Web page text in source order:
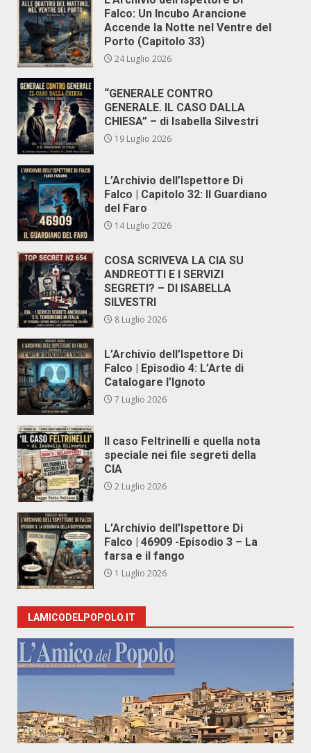
Falco: Un Incubo Arancione
Accende la Notte nel Ventre del
Porto (Capitolo 33)
24 Luglio 2026
“GENERALE CONTRO
GENERALE. IL CASO DALLA
CHIESA” – di Isabella Silvestri
19 Luglio 2026
L’Archivio dell’Ispettore Di
Falco | Capitolo 32: Il Guardiano
del Faro
14 Luglio 2026
COSA SCRIVEVA LA CIA SU
ANDREOTTI E I SERVIZI
SEGRETI? – DI ISABELLA
SILVESTRI
8 Luglio 2026
L’Archivio dell’Ispettore Di
Falco | Episodio 4: L’Arte di
Catalogare l’Ignoto
7 Luglio 2026
Il caso Feltrinelli e quella nota
speciale nei file segreti della
CIA
2 Luglio 2026
L’Archivio dell’Ispettore Di
Falco | 46909 -Episodio 3 – La
farsa e il fango
1 Luglio 2026
LAMICODELPOPOLO.IT